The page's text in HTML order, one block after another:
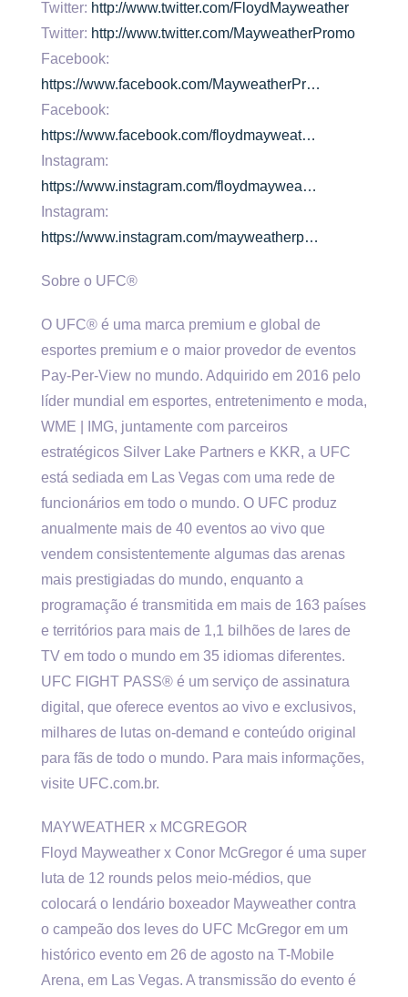
Twitter: http://www.twitter.com/FloydMayweather
Twitter: http://www.twitter.com/MayweatherPromo
Facebook:
https://www.facebook.com/MayweatherPr…
Facebook:
https://www.facebook.com/floydmayweat…
Instagram:
https://www.instagram.com/floydmaywea…
Instagram:
https://www.instagram.com/mayweatherp…
Sobre o UFC®
O UFC® é uma marca premium e global de
esportes premium e o maior provedor de eventos
Pay-Per-View no mundo. Adquirido em 2016 pelo
líder mundial em esportes, entretenimento e moda,
WME | IMG, juntamente com parceiros
estratégicos Silver Lake Partners e KKR, a UFC
está sediada em Las Vegas com uma rede de
funcionários em todo o mundo. O UFC produz
anualmente mais de 40 eventos ao vivo que
vendem consistentemente algumas das arenas
mais prestigiadas do mundo, enquanto a
programação é transmitida em mais de 163 países
e territórios para mais de 1,1 bilhões de lares de
TV em todo o mundo em 35 idiomas diferentes.
UFC FIGHT PASS® é um serviço de assinatura
digital, que oferece eventos ao vivo e exclusivos,
milhares de lutas on-demand e conteúdo original
para fãs de todo o mundo. Para mais informações,
visite UFC.com.br.
MAYWEATHER x MCGREGOR
Floyd Mayweather x Conor McGregor é uma super
luta de 12 rounds pelos meio-médios, que
colocará o lendário boxeador Mayweather contra
o campeão dos leves do UFC McGregor em um
histórico evento em 26 de agosto na T-Mobile
Arena, em Las Vegas. A transmissão do evento é